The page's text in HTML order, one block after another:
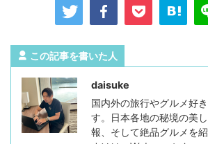
この記事を書いた人
daisuke
国内外の旅行やグルメ好
す。日本各地の秘境の美
報、そして絶品グルメを